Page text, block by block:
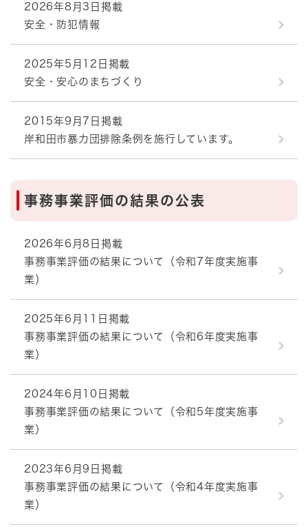
2026年8月3日掲載
安全・防犯情報
2025年5月12日掲載
安全・安心のまちづくり
2015年9月7日掲載
岸和田市暴力団排除条例を施行しています。
事務事業評価の結果の公表
2026年6月8日掲載
事務事業評価の結果について（令和7年度実施事
業）
2025年6月11日掲載
事務事業評価の結果について（令和6年度実施事
業）
2024年6月10日掲載
事務事業評価の結果について（令和5年度実施事
業）
2023年6月9日掲載
事務事業評価の結果について（令和4年度実施事
業）